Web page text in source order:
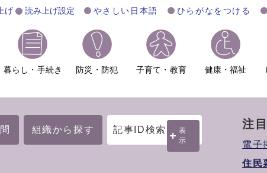
げ 読み上げ設定 やさしい日本語 ひらがなをつける
暮らし・手続き 防災・防犯 子育て・教育 健康・福祉
組織から探す 記事ID検索
表
示
注
電子
住民